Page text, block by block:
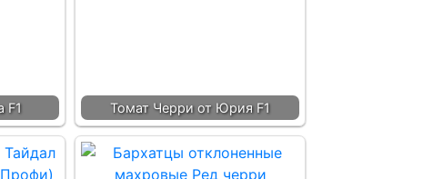
F1 Томат Черри от Юрия F1